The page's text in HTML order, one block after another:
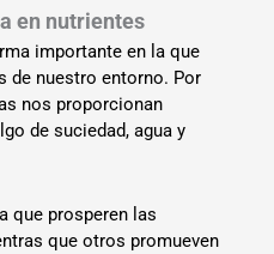
en nutrientes
importante en la que
de nuestro entorno. Por
nos proporcionan
de suciedad, agua y
que prosperen las
que otros promueven